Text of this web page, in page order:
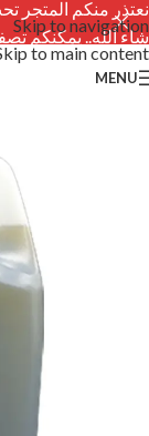
Skip to navigation
to main content
نعتذر منكم المتجر
شاء الله.. يمكنكم
MENU